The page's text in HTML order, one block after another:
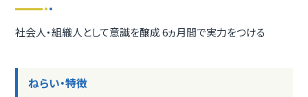
社会人・組織人として意識を醸成 6ヵ月間で実力をつける
ねらい・特徴